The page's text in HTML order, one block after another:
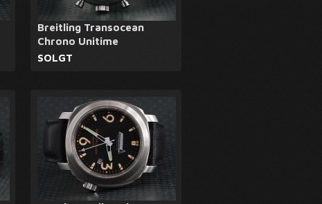
Breitling Transocean
Chrono Unitime
SOLGT